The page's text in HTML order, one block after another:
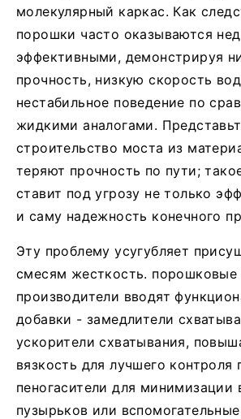
молекулярный каркас. Как
порошки часто оказываются
эффективными, демонстрируя
прочность, низкую скорость
нестабильное поведение по
жидкими аналогами.
строительство моста из
теряют прочность по пути;
ставит под угрозу не только
и саму надежность конечного
Эту проблему усугубляет
смесям жесткость. порошковые
производители вводят
добавки - замедлители
ускорители схватывания,
вязкость для лучшего контроля
пеногасители для минимизации
пузырьков или